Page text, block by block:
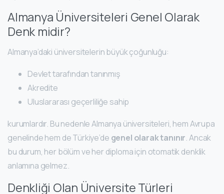
Almanya Üniversiteleri Genel Olarak
Denk midir?
Almanya’daki üniversitelerin büyük çoğunluğu:
Devlet tarafından tanınmış
Akredite
Uluslararası geçerliliğe sahip
kurumlardır. Bu nedenle Almanya üniversiteleri, hem Avrupa
genelinde hem de Türkiye’de genel olarak tanınır. Ancak
bu durum, her bölüm ve her diploma için otomatik denklik
anlamına gelmez.
Denkliği Olan Üniversite Türleri